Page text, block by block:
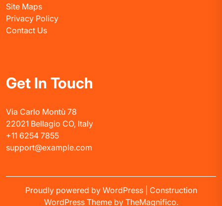
Site Maps
Privacy Policy
Contact Us
Get In Touch
Via Carlo Montù 78
22021 Bellagio CO, Italy
+11 6254 7855
support@example.com
Proudly powered by WordPress
Construction
WordPress Theme by TheMagnifico.